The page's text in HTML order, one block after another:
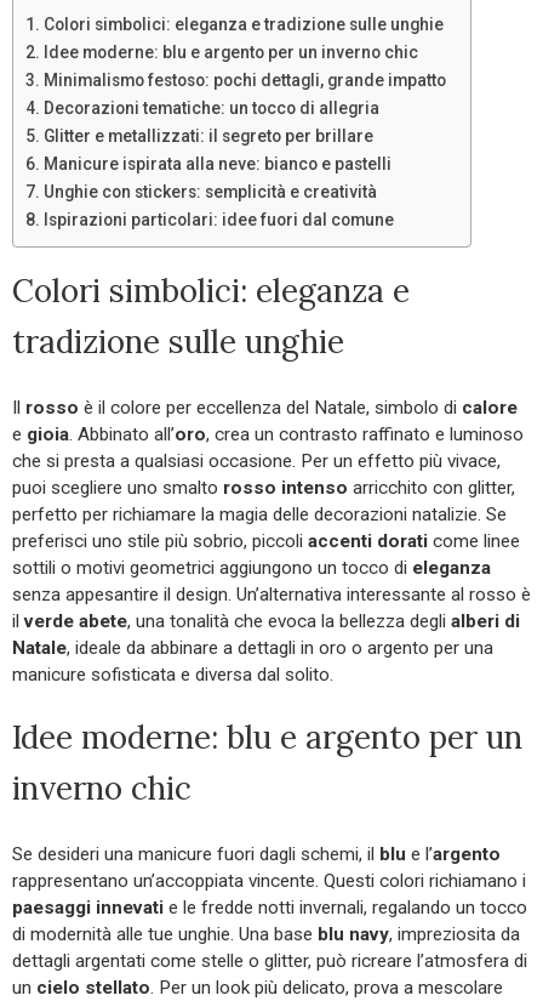
Colori simbolici: eleganza e tradizione sulle unghie
Idee moderne: blu e argento per un inverno chic
Minimalismo festoso: pochi dettagli, grande impatto
Decorazioni tematiche: un tocco di allegria
Glitter e metallizzati: il segreto per brillare
Manicure ispirata alla neve: bianco e pastelli
Unghie con stickers: semplicità e creatività
Ispirazioni particolari: idee fuori dal comune
Colori simbolici: eleganza e
tradizione sulle unghie
rosso è il colore per eccellenza del Natale, simbolo di calore
e gioia. Abbinato all’oro, crea un contrasto raffinato e luminoso
che si presta a qualsiasi occasione. Per un effetto più vivace,
puoi scegliere uno smalto rosso intenso arricchito con glitter,
perfetto per richiamare la magia delle decorazioni natalizie. Se
preferisci uno stile più sobrio, piccoli accenti dorati come linee
sottili o motivi geometrici aggiungono un tocco di eleganza
senza appesantire il design. Un’alternativa interessante al rosso è
ilverde abete, una tonalità che evoca la bellezza degli alberi di
Natale, ideale da abbinare a dettagli in oro o argento per una
manicure sofisticata e diversa dal solito.
Idee moderne: blu e argento per un
inverno chic
Se desideri una manicure fuori dagli schemi, il blu e l’argento
rappresentano un’accoppiata vincente. Questi colori richiamano i
paesaggi innevati e le fredde notti invernali, regalando un tocco
di modernità alle tue unghie. Una base blu navy, impreziosita da
dettagli argentati come stelle o glitter, può ricreare l’atmosfera di
un cielo stellato. Per un look più delicato, prova a mescolare